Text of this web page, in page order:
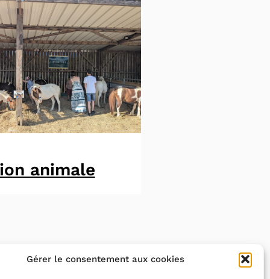
Gérer le consentement aux cookies
animale